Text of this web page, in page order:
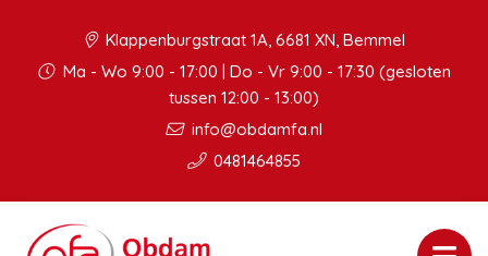
Klappenburgstraat 1A, 6681 XN, Bemmel
Ma - Wo 9:00 - 17:00 | Do - Vr 9:00 - 17:30 (gesloten
tussen 12:00 - 13:00)
info@obdamfa.nl
0481464855